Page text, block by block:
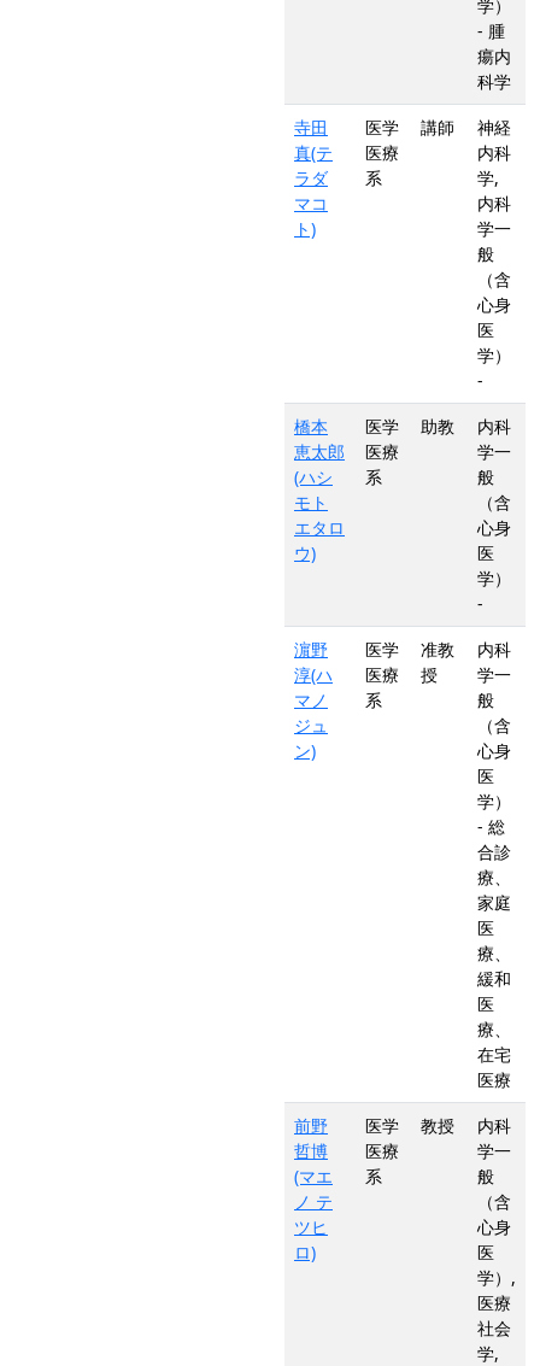
学）
- 腫
瘍内
科学
寺田
真(テ
ラダ
マコ
ト)
医学
医療
系
講師
神経
内科
学,
内科
学一
般
（含
心身
医
学）
-
橋本
恵太郎
(ハシ
モト
エタロ
ウ)
医学
医療
系
助教
内科
学一
般
（含
心身
医
学）
-
濵野
淳(ハ
マノ
ジュ
ン)
医学
医療
系
准教
授
内科
学一
般
（含
心身
医
学）
- 総
合診
療、
家庭
医
療、
緩和
医
療、
在宅
医療
前野
哲博
(マエ
ノ テ
ツヒ
ロ)
医学
医療
系
教授
内科
学一
般
（含
心身
医
学）,
医療
社会
学,